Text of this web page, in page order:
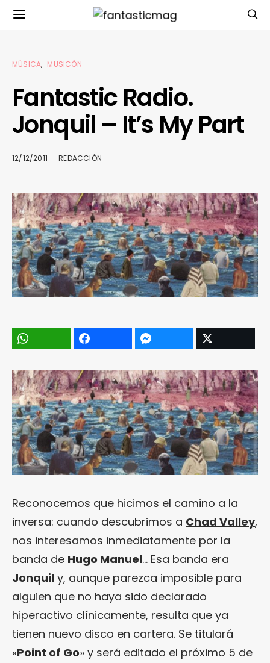
MÚSICA MUSICÓN
Fantastic Radio.
Jonquil – It’s My Part
12/12/2011 REDACCIÓN
Reconocemos que hicimos el camino a la
inversa: cuando descubrimos a Chad Valley,
nos interesamos inmediatamente por la
banda de Hugo Manuel… Esa banda era
Jonquil y, aunque parezca imposible para
alguien que no haya sido declarado
hiperactivo clínicamente, resulta que ya
tienen nuevo disco en cartera. Se titulará
«Point of Go» y será editado el próximo 5 de